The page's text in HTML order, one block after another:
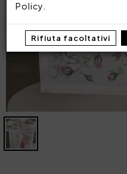
Policy
Rifiuta facoltativi